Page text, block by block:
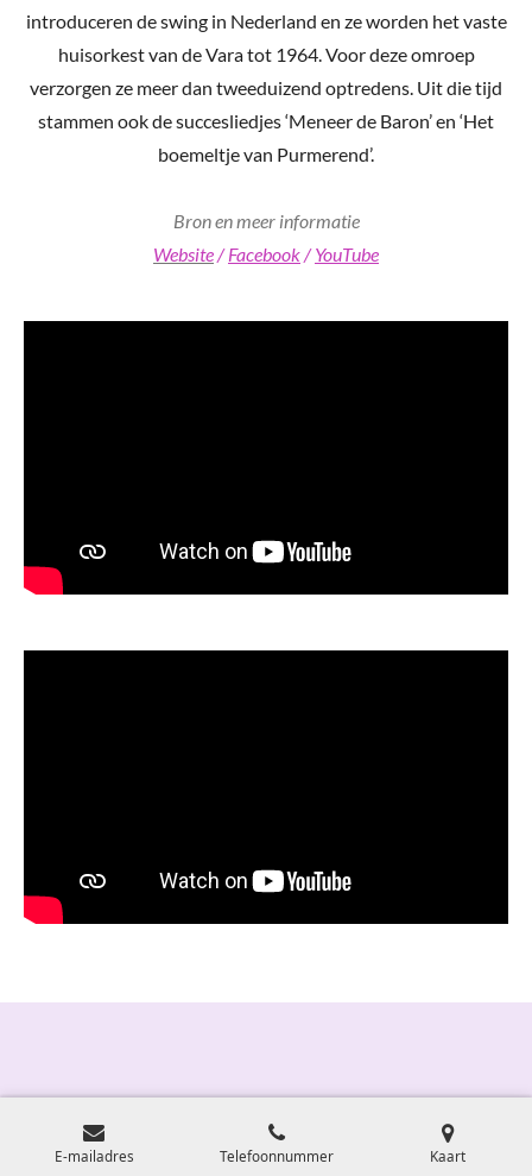
introduceren de swing in Nederland en ze worden het vaste
huisorkest van de Vara tot 1964. Voor deze omroep
verzorgen ze meer dan tweeduizend optredens. Uit die tijd
stammen ook de succesliedjes ‘Meneer de Baron’ en ‘Het
boemeltje van Purmerend’.
Bron en meer informatie
Website /Facebook /YouTube
E-mailadres Telefoonnummer Kaart